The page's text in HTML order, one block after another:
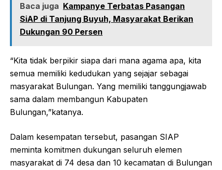
Baca juga Kampanye Terbatas Pasangan
SiAP di Tanjung Buyuh, Masyarakat Berikan
Dukungan 90 Persen
“Kita tidak berpikir siapa dari mana agama apa, kita
semua memiliki kedudukan yang sejajar sebagai
masyarakat Bulungan. Yang memiliki tanggungjawab
sama dalam membangun Kabupaten
Bulungan,”katanya.
Dalam kesempatan tersebut, pasangan SIAP
meminta komitmen dukungan seluruh elemen
masyarakat di 74 desa dan 10 kecamatan di Bulungan